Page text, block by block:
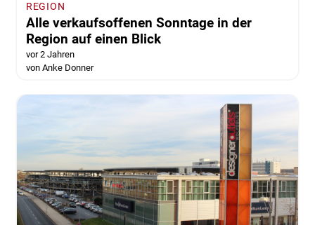
REGION
Alle verkaufsoffenen Sonntage in der
Region auf einen Blick
vor 2 Jahren
von Anke Donner